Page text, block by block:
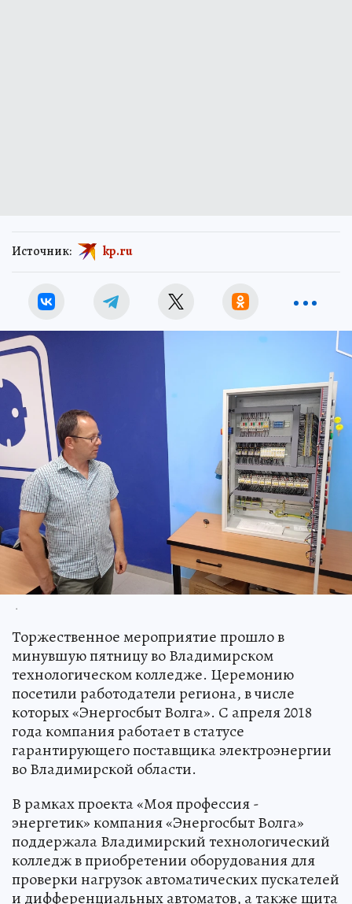
Источник: kp.ru
.
Торжественное мероприятие прошло в
минувшую пятницу во Владимирском
технологическом колледже. Церемонию
посетили работодатели региона, в числе
которых «Энергосбыт Волга». С апреля 2018
года компания работает в статусе
гарантирующего поставщика электроэнергии
во Владимирской области.
В рамках проекта «Моя профессия -
энергетик» компания «Энергосбыт Волга»
поддержала Владимирский технологический
колледж в приобретении оборудования для
проверки нагрузок автоматических пускателей
и дифференциальных автоматов, а также щита